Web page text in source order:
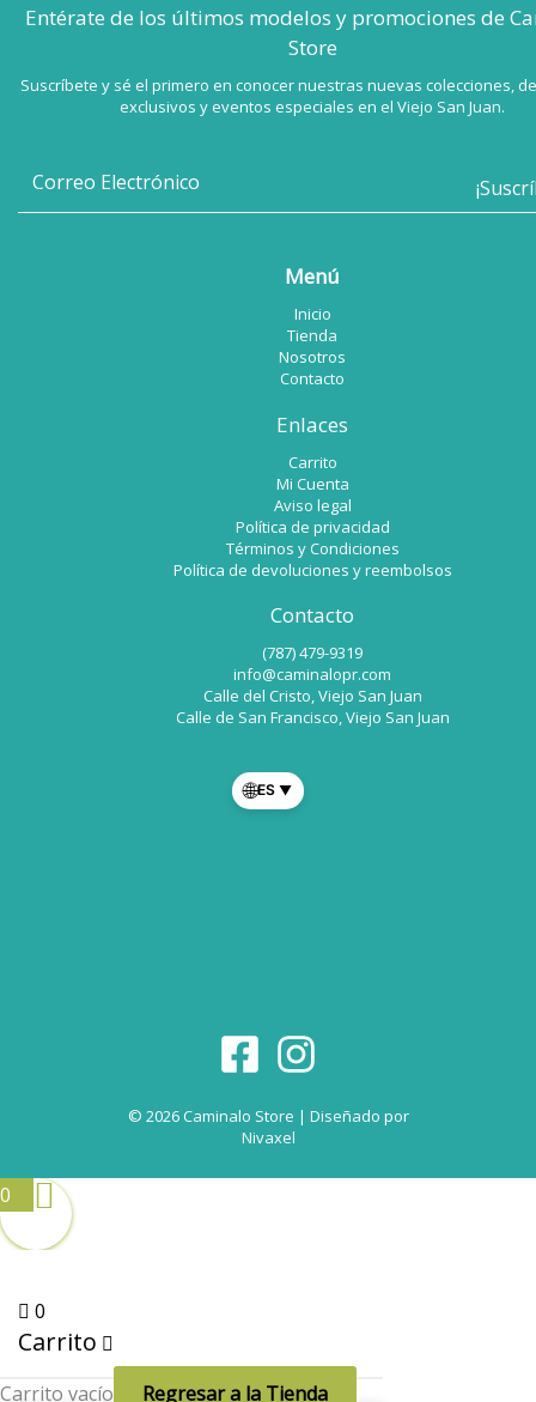
Entérate de los últimos modelos y promociones de
Store
Suscríbete y sé el primero en conocer nuestras nuevas colecciones,
exclusivos y eventos especiales en el Viejo San Juan.
Menú
Inicio
Tienda
Nosotros
Contacto
Enlaces
Carrito
Mi Cuenta
Aviso legal
Política de privacidad
Términos y Condiciones
Política de devoluciones y reembolsos
Contacto
(787) 479-9319
info@caminalopr.com
Calle del Cristo, Viejo San Juan
Calle de San Francisco, Viejo San Juan
🌐ES ▼
© 2026 Caminalo Store | Diseñado por
Nivaxel
0
0
Carrito
Carrito vacío Regresar a la Tienda